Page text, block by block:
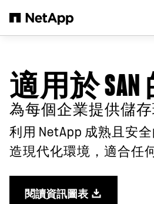
適用於 SAN
為每個企業提供儲
利用 NetApp 成熟且安
造現代化環境 ，適合任
閱讀資訊圖表